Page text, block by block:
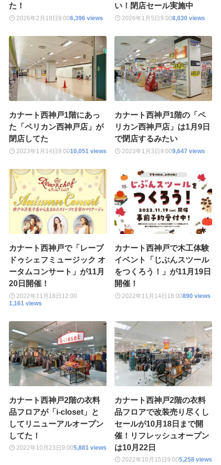
た！
2026年2月18日 9:006,396 views
い！閉店セール実施中
2026年1月5日9:008,030 views
カナート西神戸1階にあっ
た「ペリカン西神戸店」が
閉店してた
2023年1月14日9:0010,051 views
カナート西神戸1階の「ペ
リカン西神戸店」は1月9日
で閉店するみたい
2023年1月3日9:009,647 views
カナート西神戸で「レーブ
ドゥシェフミュージック オ
ータムコンサート」が11月
20日開催！
2022年11月18日 12:00
1,161 views
カナート西神戸で木工体験
イベント「じぶんスツール
をつくろう！」が11月19日
開催！
2022年11月14日 18:00890 views
カナート西神戸2階の衣料
品フロアが「i-closet」と
してリニューアルオープン
してた！
2022年10月23日 9:005,881 views
カナート西神戸2階の衣料
品フロアで改装売り尽くし
セールが10月18日まで開
催！リフレッシュオープン
は10月22日
2022年10月15日9:005,258 views